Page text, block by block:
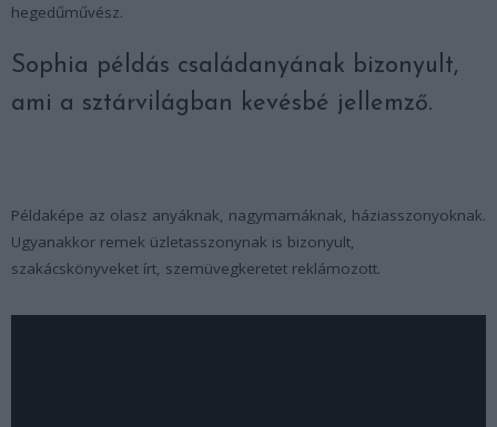
hegedűművész.
Sophia példás családanyának bizonyult,
ami a sztárvilágban kevésbé jellemző.
Példaképe az olasz anyáknak, nagymamáknak, háziasszonyoknak.
Ugyanakkor remek üzletasszonynak is bizonyult,
szakácskönyveket írt, szemüvegkeretet reklámozott.